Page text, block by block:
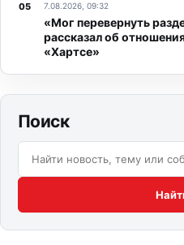
7.08.2026, 09:32
«Мог перевернуть
рассказал об
«Хартсе»
Поиск